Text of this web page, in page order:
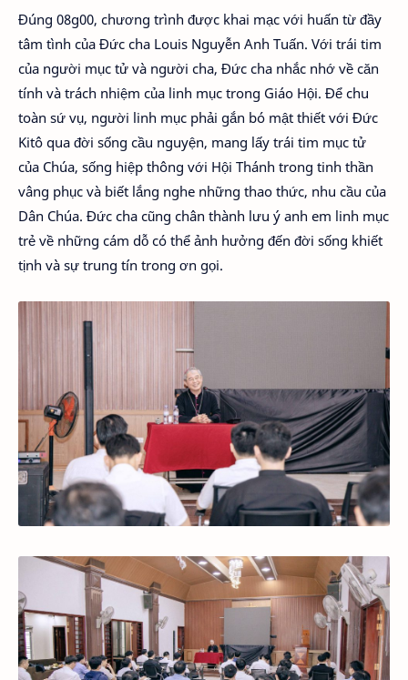
Đúng 08g00, chương trình được khai mạc với huấn từ đầy
tâm tình của Đức cha Louis Nguyễn Anh Tuấn. Với trái tim
của người mục tử và người cha, Đức cha nhắc nhớ về căn
tính và trách nhiệm của linh mục trong Giáo Hội. Để chu
toàn sứ vụ, người linh mục phải gắn bó mật thiết với Đức
Kitô qua đời sống cầu nguyện, mang lấy trái tim mục tử
của Chúa, sống hiệp thông với Hội Thánh trong tinh thần
vâng phục và biết lắng nghe những thao thức, nhu cầu của
Dân Chúa. Đức cha cũng chân thành lưu ý anh em linh mục
trẻ về những cám dỗ có thể ảnh hưởng đến đời sống khiết
tịnh và sự trung tín trong ơn gọi.